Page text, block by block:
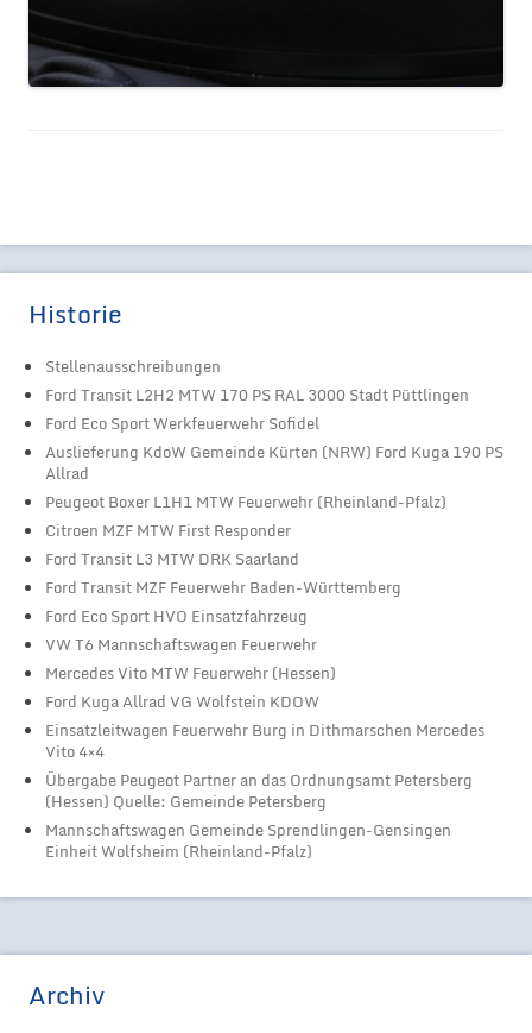
Historie
Stellenausschreibungen
Ford Transit L2H2 MTW 170 PS RAL 3000 Stadt Püttlingen
Ford Eco Sport Werkfeuerwehr Sofidel
Auslieferung KdoW Gemeinde Kürten (NRW) Ford Kuga 190 PS
Allrad
Peugeot Boxer L1H1 MTW Feuerwehr (Rheinland-Pfalz)
Citroen MZF MTW First Responder
Ford Transit L3 MTW DRK Saarland
Ford Transit MZF Feuerwehr Baden-Württemberg
Ford Eco Sport HVO Einsatzfahrzeug
VW T6 Mannschaftswagen Feuerwehr
Mercedes Vito MTW Feuerwehr (Hessen)
Ford Kuga Allrad VG Wolfstein KDOW
Einsatzleitwagen Feuerwehr Burg in Dithmarschen Mercedes
Vito 4×4
Übergabe Peugeot Partner an das Ordnungsamt Petersberg
(Hessen) Quelle: Gemeinde Petersberg
Mannschaftswagen Gemeinde Sprendlingen-Gensingen
Einheit Wolfsheim (Rheinland-Pfalz)
Archiv